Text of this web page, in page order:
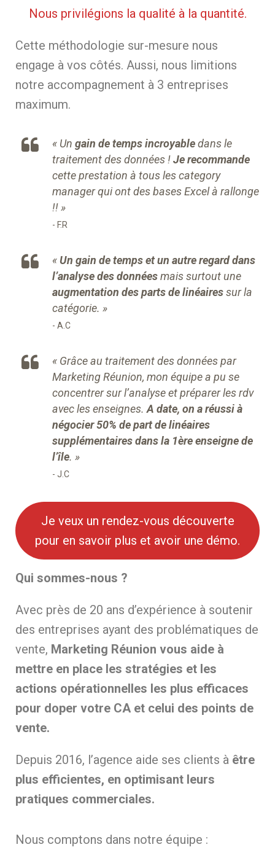
Nous privilégions la qualité à la quantité.
Cette méthodologie sur-mesure nous
engage à vos côtés. Aussi, nous limitions
notre accompagnement à 3 entreprises
maximum.
« Un gain de temps incroyabledans le
traitement des données !Je recommande
cette prestation à tous les category
manager qui ont des bases Excel à rallonge
!!»
F.R
« Un gain de temps et un autre regard dans
l’analyse des donnéesmais surtout une
augmentation des parts de linéairessur la
catégorie. »
A.C
« Grâce au traitement des données par
Marketing Réunion, mon équipe a pu se
concentrer sur l’analyse et préparer les rdv
avec les enseignes.A date, on a réussi à
négocier 50% de part de linéaires
supplémentaires dans la 1ère enseigne de
l’île. »
J.C
Je veux un rendez-vous découverte
pour en savoir plus et avoir une démo.
Qui sommes-nous ?
Avec près de 20 ans d’expérience à soutenir
des entreprises ayant des problématiques de
vente, Marketing Réunion vous aide à
mettre en place les stratégies et les
actions opérationnelles les plus efficaces
pour doper votre CA et celui des points de
vente.
Depuis 2016, l’agence aide ses clients à être
plus efficientes, en optimisant leurs
pratiques commerciales.
Nous comptons dans notre équipe :